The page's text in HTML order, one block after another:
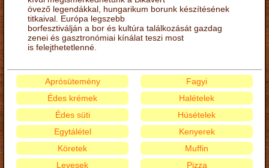
övező legendákkal, hungarikum borunk készítésének
titkaival. Európa legszebb
borfesztiválján a bor és kultúra találkozását gazdag
zenei és gasztronómiai kínálat teszi most
is felejthetetlenné.
Aprósütemény
Édes krémek
Édes süti
Egytálétel
Fagyi
Halételek
Húsételek
Kenyerek
Köretek
Levesek
Muffin
Pizza